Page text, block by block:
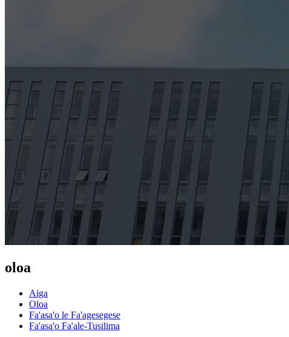
oloa
Aiga
Oloa
Fa'asa'o le Fa'agesegese
Fa'asa'o Fa'ale-Tusilima